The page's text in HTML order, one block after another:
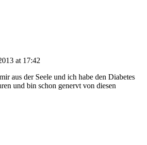
at 17:42
aus der Seele und ich habe den Diabetes
und bin schon genervt von diesen